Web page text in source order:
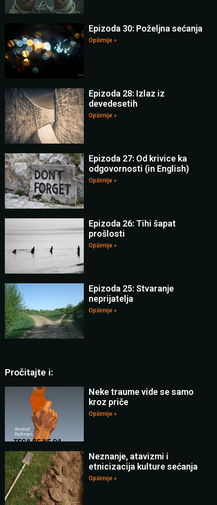
Epizoda 30: Poželjna sećanja
Opširnije »
Epizoda 28: Izlaz iz
devedesetih
Opširnije »
Epizoda 27: Od krivice ka
odgovornosti (in English)
Opširnije »
Epizoda 26: Tihi šapat
prošlosti
Opširnije »
Epizoda 25: Stvaranje
neprijatelja
Opširnije »
Pročitajte i:
Neke traume vide se samo
kroz priče
Opširnije »
Neznanje, atavizmi i
etnicizacija kulture sećanja
Opširnije »